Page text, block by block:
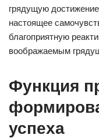
грядущую
настоящее
благоприятную
воображаемым
Функция
успеха